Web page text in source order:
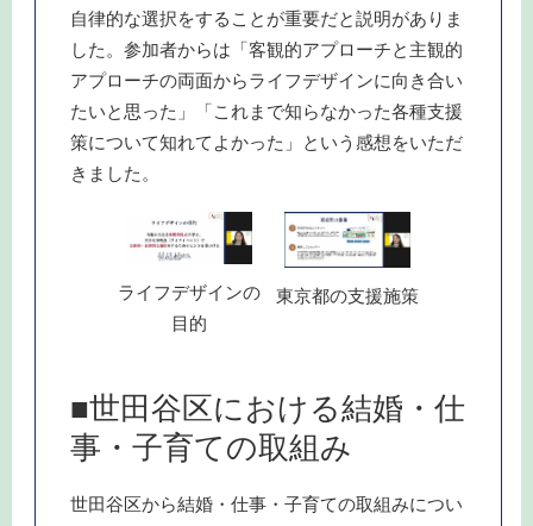
自律的な選択をすることが重要だと説明がありま
した。参加者からは「客観的アプローチと主観的
アプローチの両面からライフデザインに向き合い
たいと思った」「これまで知らなかった各種支援
策について知れてよかった」という感想をいただ
きました。
ライフデザインの
目的
東京都の支援施策
■世田谷区における結婚・仕
事・子育ての取組み
世田谷区から結婚・仕事・子育ての取組みについ